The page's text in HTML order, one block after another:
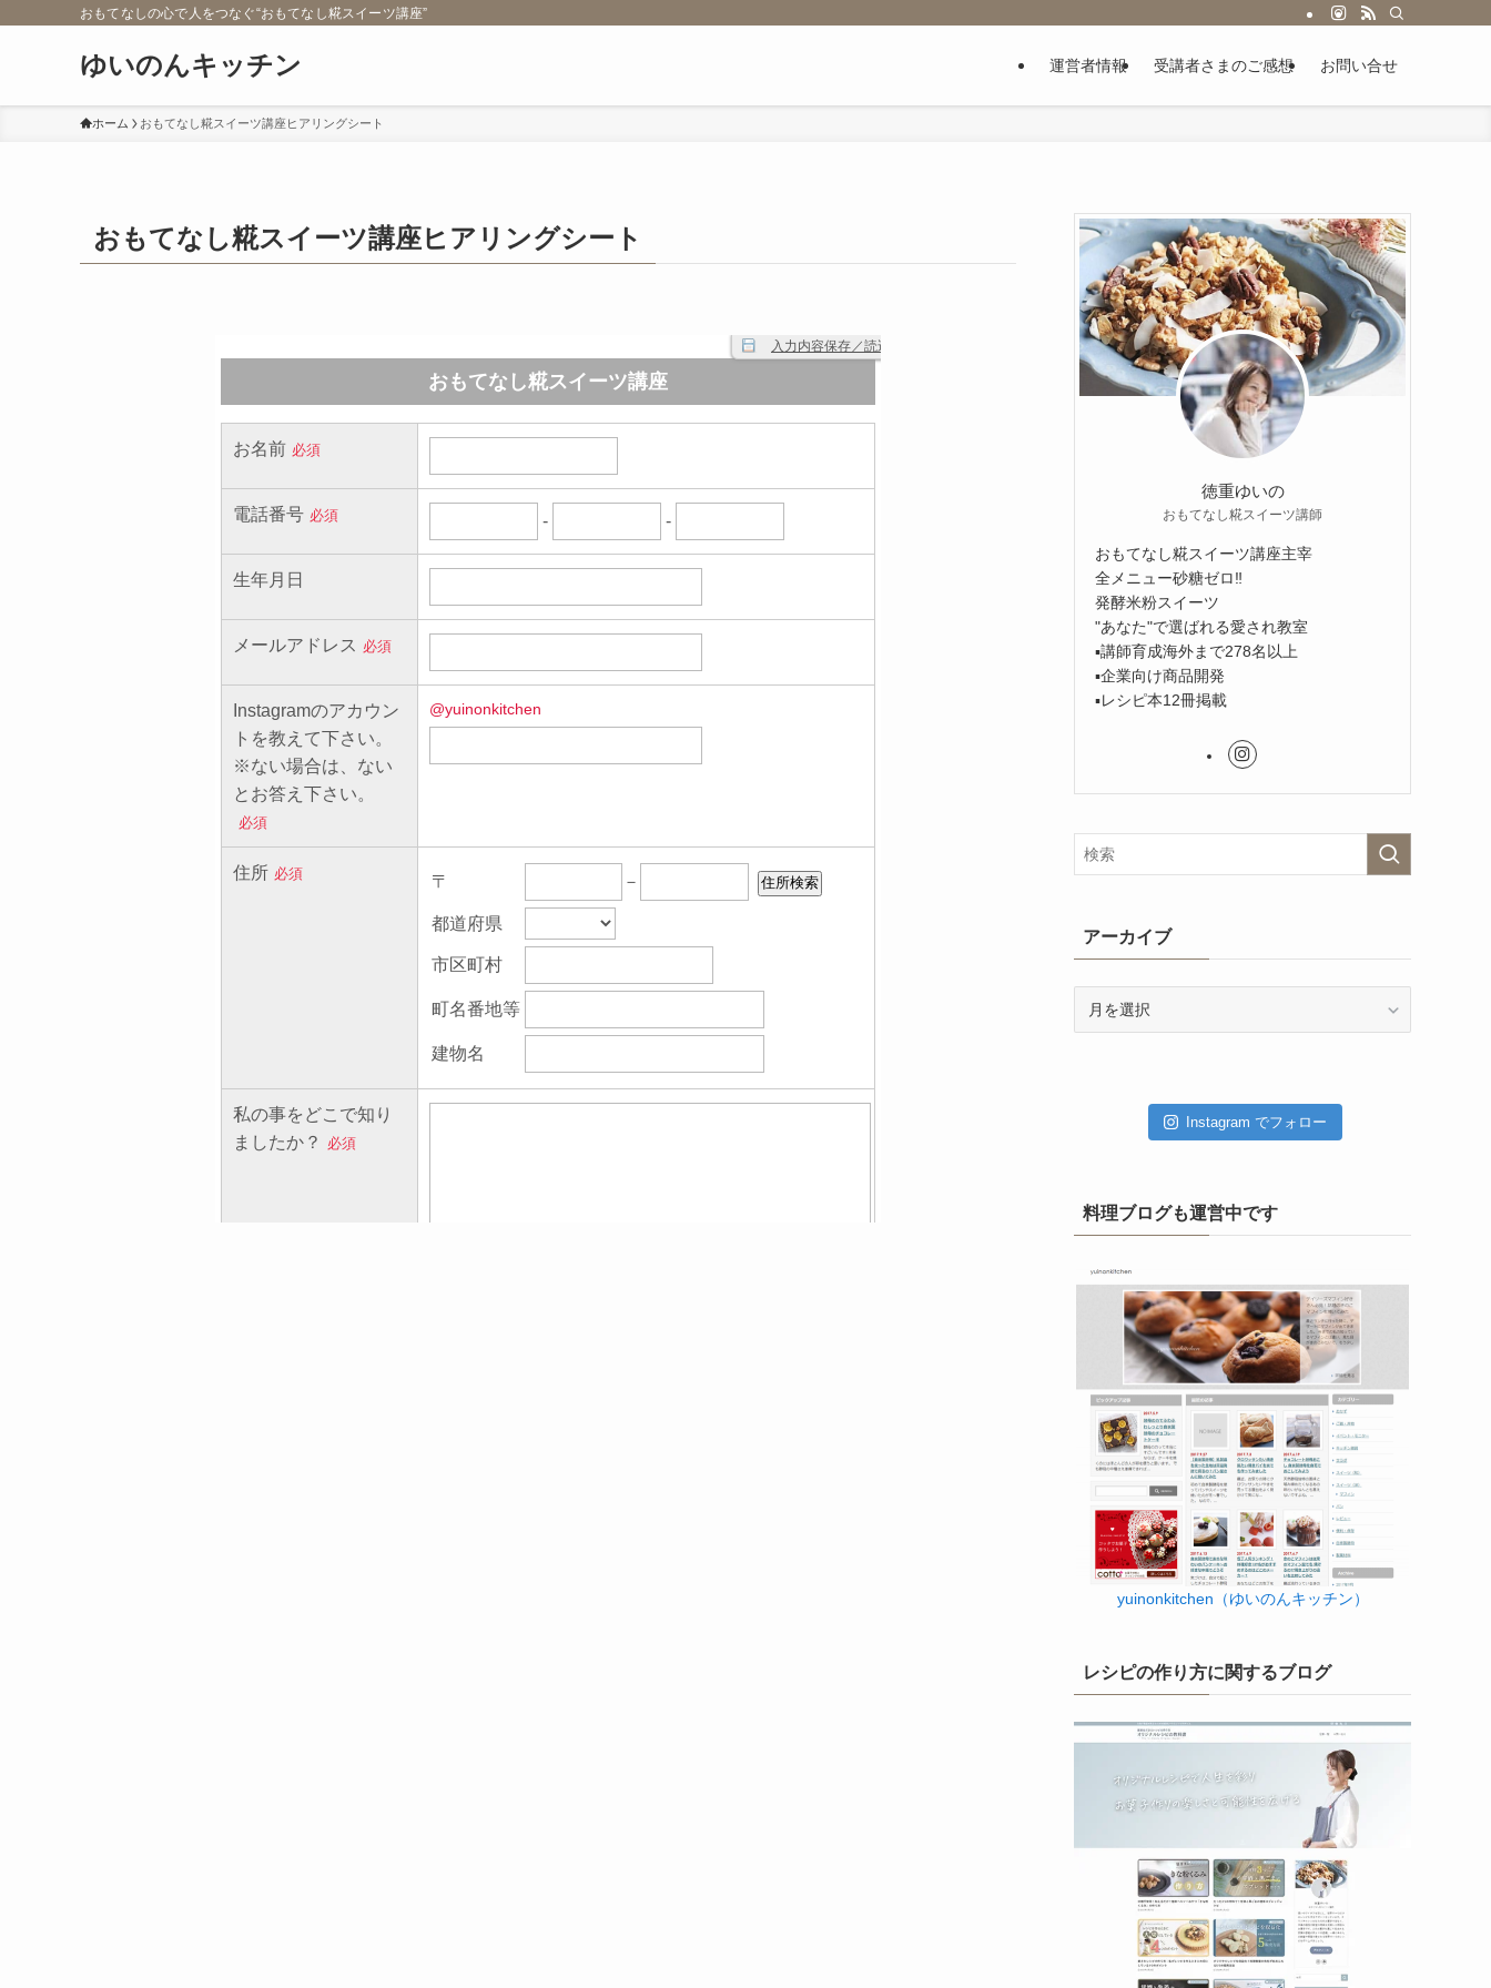
おもてなしの心で人をつなぐ“おもてなし糀スイーツ講座”
ゆいのんキッチン 運営者情報 受講者さまのご感想 お問い合せ
ホーム おもてなし糀スイーツ講座ヒアリングシート
おもてなし糀スイーツ講座ヒアリングシート
徳重ゆいの
おもてなし糀スイーツ講師
おもてなし糀スイーツ講座主宰
全メニュー砂糖ゼロ‼︎
発酵米粉スイーツ
"あなた"で選ばれる愛され教室
▪︎講師育成海外まで278名以上
▪︎企業向け商品開発
▪︎レシピ本12冊掲載
アーカイブ
Instagram でフォロー
料理ブログも運営中です
yuinonkitchen（ゆいのんキッチン）
レシピの作り方に関するブログ